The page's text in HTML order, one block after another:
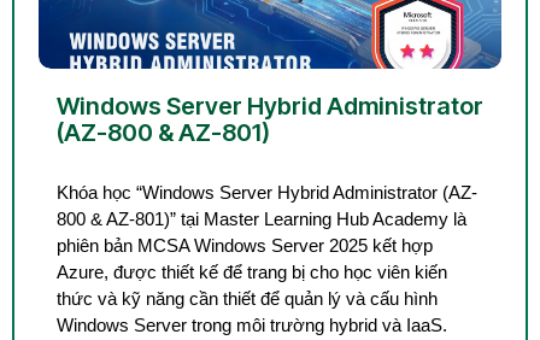
Windows Server Hybrid Administrator
(AZ-800 & AZ-801)
Khóa học “Windows Server Hybrid Administrator (AZ-
800 & AZ-801)” tại Master Learning Hub Academy là
phiên bản MCSA Windows Server 2025 kết hợp
Azure, được thiết kế để trang bị cho học viên kiến
thức và kỹ năng cần thiết để quản lý và cấu hình
Windows Server trong môi trường hybrid và IaaS.